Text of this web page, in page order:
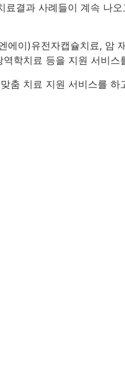
결과 사례들이 계속 나
이)유전자캡슐치료, 암
학치료 등을 지원 서비스
춤 치료 지원 서비스를 하